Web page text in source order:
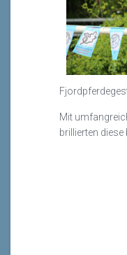
Mit
brillierten